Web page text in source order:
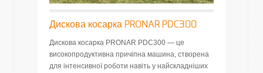
Дискова косарка PRONAR PDC300
Дискова косарка PRONAR PDC300 — це
високопродуктивна причіпна машина, створена
для інтенсивної роботи навіть у найскладніших